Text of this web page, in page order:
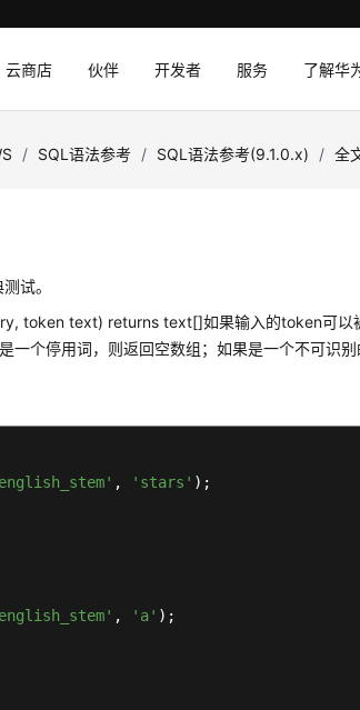
云商店 伙伴 开发者 服务 了解华
/ SQL语法参考 / SQL语法参考(9.1.0.x) / 全
试。
token text) returns text[]如果输入的token可以
一个停用词，则返回空数组；如果是一个不可识别
, 'stars' );
, 'a' );